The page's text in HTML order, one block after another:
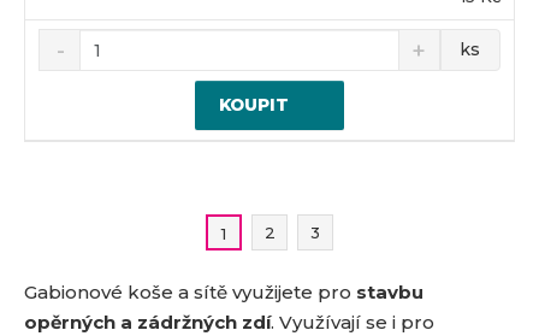
ks
KOUPIT
1 2 3
Gabionové koše a sítě využijete pro stavbu
opěrných a zádržných zdí. Využívají se i pro